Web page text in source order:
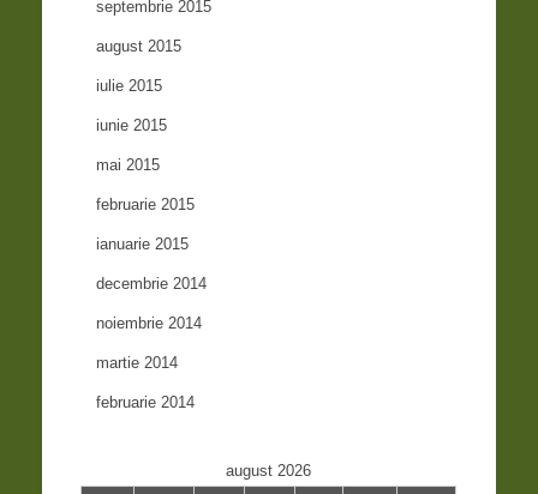
septembrie 2015
august 2015
iulie 2015
iunie 2015
mai 2015
februarie 2015
ianuarie 2015
decembrie 2014
noiembrie 2014
martie 2014
februarie 2014
august 2026